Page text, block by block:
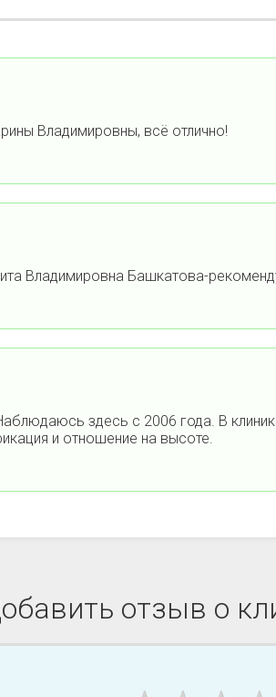
Владимировны, всё отлично!
Владимировна Башкатова-
здесь с 2006 года. В
и отношение на высоте.
отзыв о